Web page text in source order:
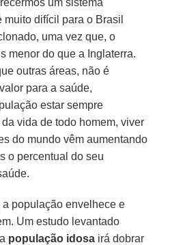
difícil para o Brasil
uma vez que, o
menor do que a Inglaterra.
outras áreas, não é
para a saúde,
estar sempre
vida de todo homem, viver
do mundo vêm aumentando
o percentual do seu
população envelhece e
Um estudo levantado
população idosa irá dobrar